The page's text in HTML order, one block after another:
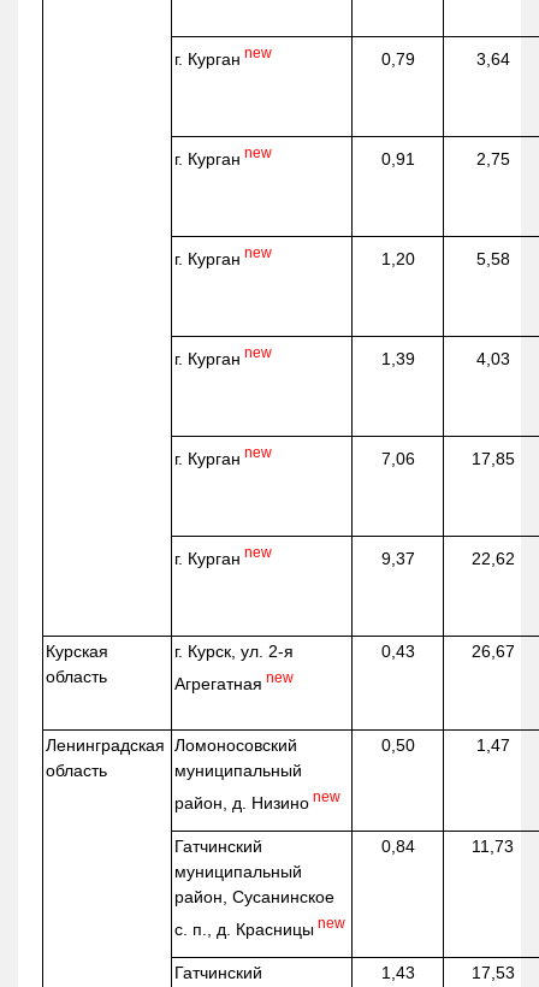
г. Курган new 0,79 3,64
г. Курган new 0,91 2,75
г. Курган new 1,20 5,58
г. Курган new 1,39 4,03
г. Курган new 7,06 17,85
г. Курган new 9,37 22,62
Курская
область
г. Курск, ул. 2-я
Агрегатная new
0,43 26,67
Ленинградская
область
Ломоносовский
муниципальный
район, д. Низино new
0,50 1,47
Гатчинский
муниципальный
район, Сусанинское
с. п., д. Красницы new
0,84 11,73
Гатчинский
1,43 17,53